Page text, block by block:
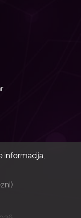
informacija,